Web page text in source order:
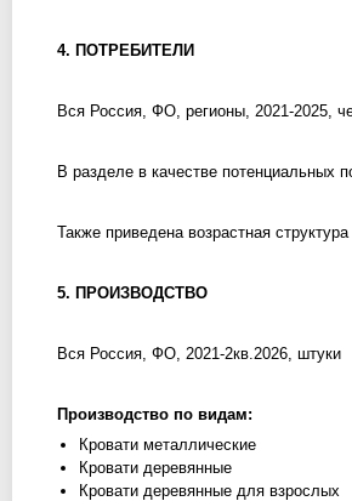
4. ПОТРЕБИТЕЛИ
Вся Россия, ФО, регионы, 2021-2025,
В разделе в качестве потенциальных
Также приведена возрастная
5. ПРОИЗВОДСТВО
Вся Россия, ФО, 2021-2кв.2026, штуки
Производство по видам:
Кровати металлические
Кровати деревянные
Кровати деревянные для взрослых